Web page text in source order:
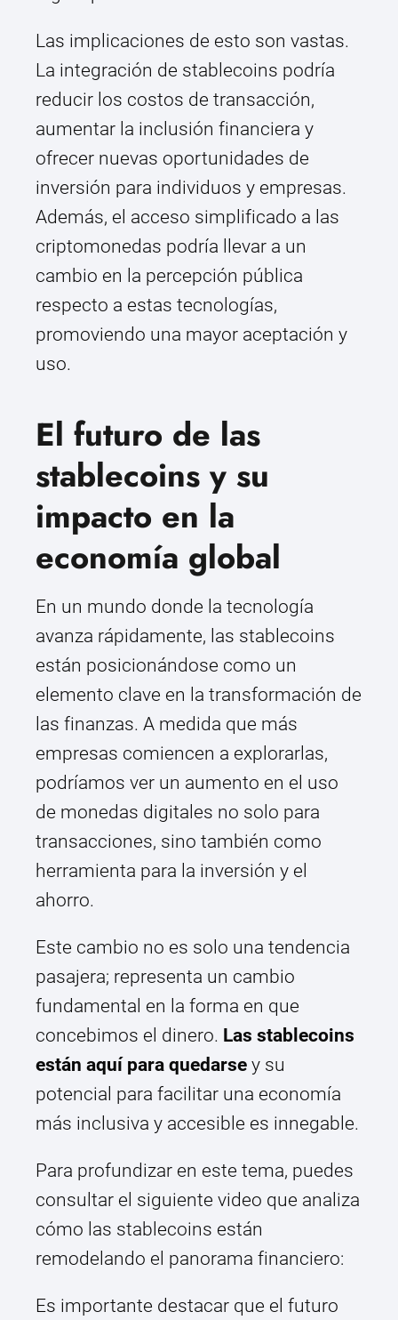
Las implicaciones de esto son vastas.
La integración de stablecoins podría
reducir los costos de transacción,
aumentar la inclusión financiera y
ofrecer nuevas oportunidades de
inversión para individuos y empresas.
Además, el acceso simplificado a las
criptomonedas podría llevar a un
cambio en la percepción pública
respecto a estas tecnologías,
promoviendo una mayor aceptación y
uso.
El futuro de las
stablecoins y su
impacto en la
economía global
En un mundo donde la tecnología
avanza rápidamente, las stablecoins
están posicionándose como un
elemento clave en la transformación de
las finanzas. A medida que más
empresas comiencen a explorarlas,
podríamos ver un aumento en el uso
de monedas digitales no solo para
transacciones, sino también como
herramienta para la inversión y el
ahorro.
Este cambio no es solo una tendencia
pasajera; representa un cambio
fundamental en la forma en que
concebimos el dinero. Las stablecoins
están aquí para quedarse y su
potencial para facilitar una economía
más inclusiva y accesible es innegable.
Para profundizar en este tema, puedes
consultar el siguiente video que analiza
cómo las stablecoins están
remodelando el panorama financiero:
Es importante destacar que el futuro